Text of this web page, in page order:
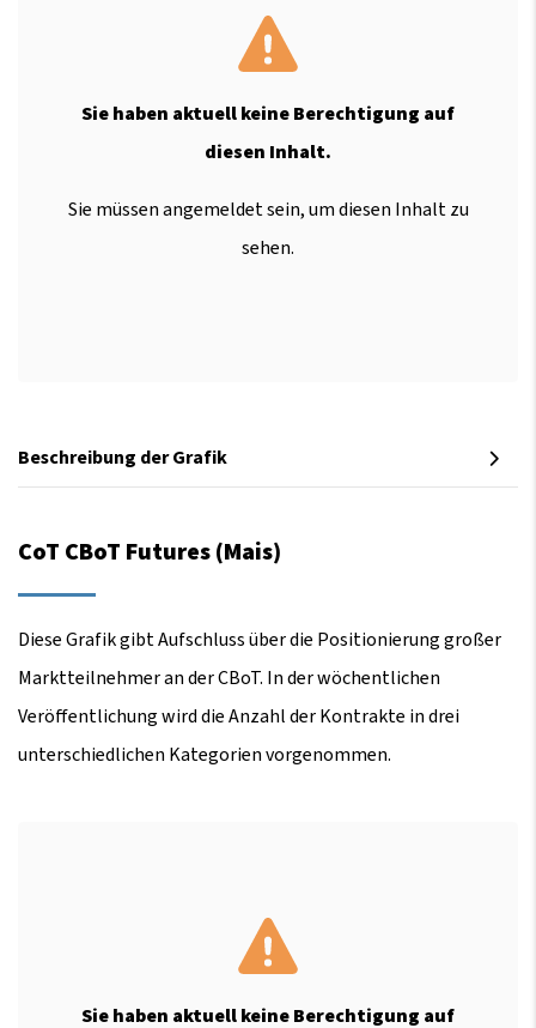
Sie haben aktuell keine Berechtigung auf
diesen Inhalt.
Sie müssen angemeldet sein, um diesen Inhalt zu
sehen.
Beschreibung der Grafik
CoT CBoT Futures (Mais)
Diese Grafik gibt Aufschluss über die Positionierung großer
Marktteilnehmer an der CBoT. In der wöchentlichen
Veröffentlichung wird die Anzahl der Kontrakte in drei
unterschiedlichen Kategorien vorgenommen.
Sie haben aktuell keine Berechtigung auf